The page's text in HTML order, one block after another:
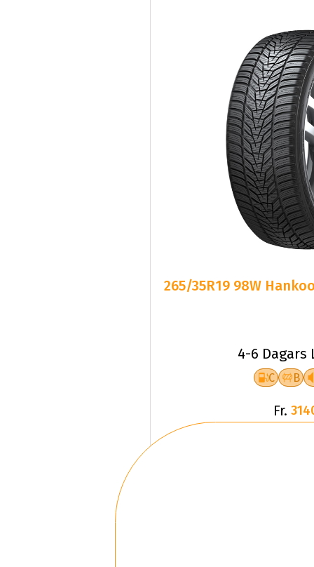
265/35R19 98W
4-6 Dagars
C B
Fr.